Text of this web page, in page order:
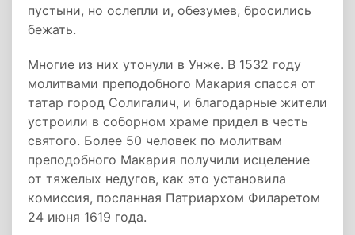
пустыни, но ослепли и, обезумев, бросились
бежать.
Многие из них утонули в Унже. В 1532 году
молитвами преподобного Макария спасся от
татар город Солигалич, и благодарные жители
устроили в соборном храме придел в честь
святого. Более 50 человек по молитвам
преподобного Макария получили исцеление
от тяжелых недугов, как это установила
комиссия, посланная Патриархом Филаретом
24 июня 1619 года.